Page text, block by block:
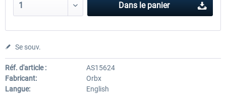
Dans le panier
Se souv.
Réf. d'article :
AS15624
Fabricant:
Orbx
Langue:
English